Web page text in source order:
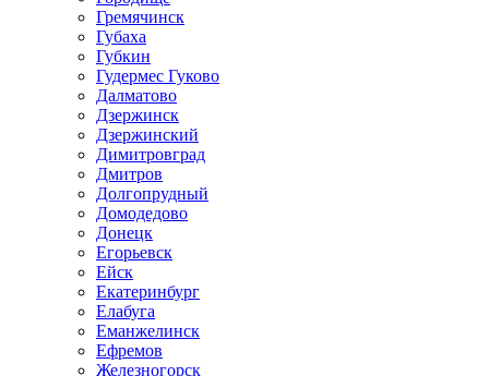
Гремячинск
Губаха
Губкин
Гудермес Гуково
Далматово
Дзержинск
Дзержинский
Димитровград
Дмитров
Долгопрудный
Домодедово
Донецк
Егорьевск
Ейск
Екатеринбург
Елабуга
Еманжелинск
Ефремов
Железногорск